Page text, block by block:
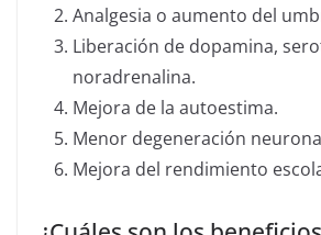
Analgesia o aumento del
Liberación de dopamina,
noradrenalina.
Mejora de la autoestima.
Menor degeneración
Mejora del rendimiento